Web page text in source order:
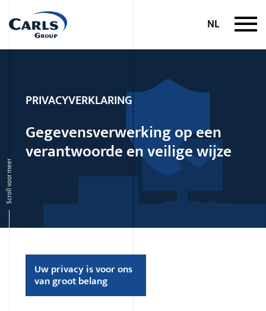
NL
PRIVACYVERKLARING
Gegevensverwerking op een
verantwoorde en veilige wijze
Scroll voor meer
Uw privacy is voor ons
van groot belang